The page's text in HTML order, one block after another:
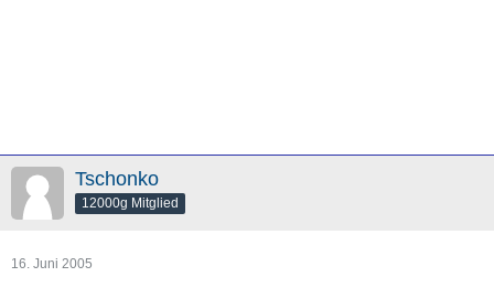
Tschonko
12000g Mitglied
16. Juni 2005